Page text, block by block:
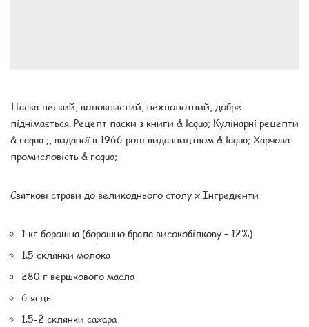
Паска легкий, волокнистий, нехлопотний, добре
піднімається. Рецепт паски з книги & laquo; Кулінарні рецепти
& raquo ;, виданої в 1966 році видавництвом & laquo; Харчова
промисловість & raquo;
Святкові страви до великоднього столу x Інгредієнти
1 кг борошна (борошно брала високобілкову – 12%)
1.5 склянки молока
280 г вершкового масла
6 яєць
1.5-2 склянки саxара